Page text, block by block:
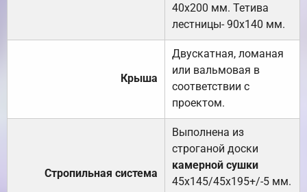
40х200 мм. Тетива
лестницы- 90х140 мм.
Крыша
Двускатная, ломаная
или вальмовая в
соответствии с
проектом.
Стропильная система
Выполнена из
строганой доски
камерной сушки
45х145/45х195+/-5 мм.